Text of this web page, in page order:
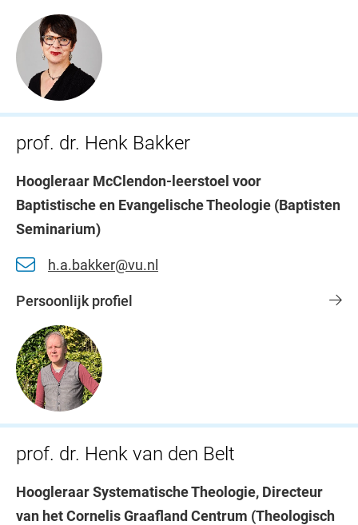
prof. dr. Henk Bakker
Hoogleraar McClendon-leerstoel voor
Baptistische en Evangelische Theologie (Baptisten
Seminarium)
h.a.bakker@vu.nl
Persoonlijk profiel
prof. dr. Henk van den Belt
Hoogleraar Systematische Theologie, Directeur
van het Cornelis Graafland Centrum (Theologisch